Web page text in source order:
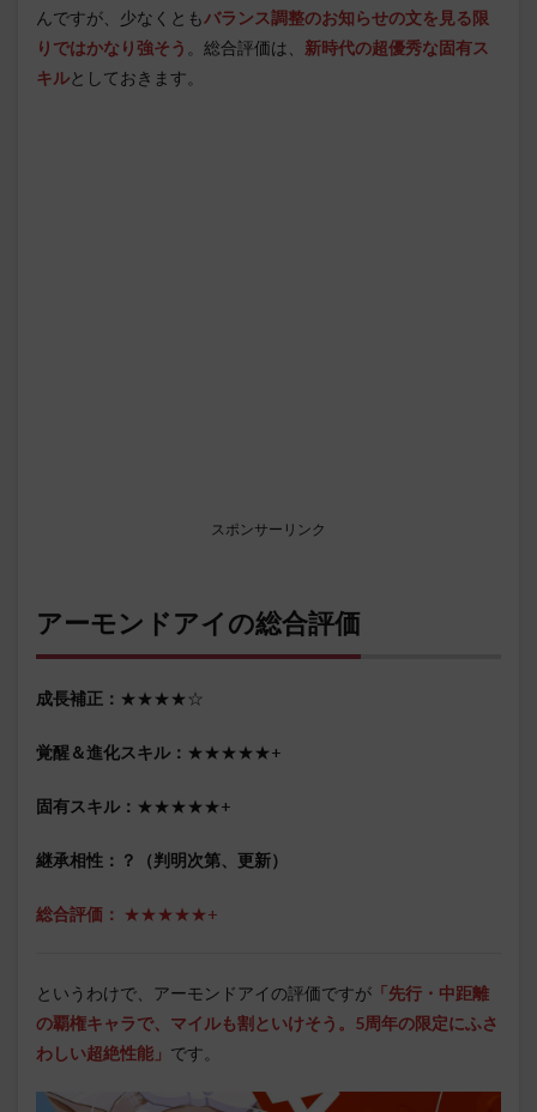
んですが、少なくともバランス調整のお知らせの文を見る限
りではかなり強そう 。総合評価は、 新時代の超優秀な固有ス
キルとしておきます。
スポンサーリンク
アーモンドアイの総合評価
成長補正： ★★★★☆
覚醒＆進化スキル： ★★★★★+
固有スキル： ★★★★★+
継承相性：？（判明次第、更新）
総合評価： ★★★★★+
というわけで、アーモンドアイの評価ですが 「先行・中距離
の覇権キャラで、マイルも割といけそう。5周年の限定にふさ
わしい超絶性能 」 です。